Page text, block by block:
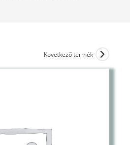
Következő termék